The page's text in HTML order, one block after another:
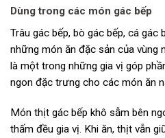
Dùng trong các món gác bếp
Trâu gác bếp, bò gác bếp, cá gác
những món ăn đặc sản của vùng
là một trong những gia vị góp
ngon đặc trưng cho các món ăn
Món thịt gác bếp khô sẫm bên
thấm đều gia vị. Khi ăn, thịt vẫn